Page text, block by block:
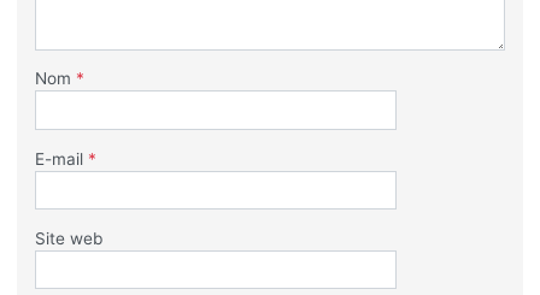
Nom *
E-mail *
Site web